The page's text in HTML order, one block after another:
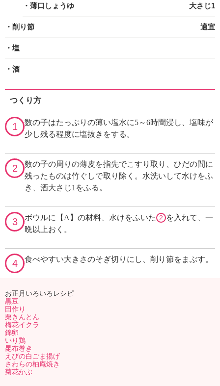
・薄口しょうゆ 大さじ1
・削り節 適宜
・塩
・酒
つくり方
1
数の子はたっぷりの薄い塩水に5～6時間浸し、塩味が
少し残る程度に塩抜きをする。
2
数の子の周りの薄皮を指先でこすり取り、ひだの間に
残ったものは竹ぐしで取り除く。水洗いして水けをふ
き、酒大さじ1をふる。
3 ボウルに【A】の材料、水けをふいた 2 を入れて、一
晩以上おく。
4 食べやすい大きさのそぎ切りにし、削り節をまぶす。
お正月いろいろレシピ
黒豆
田作り
栗きんとん
梅花イクラ
錦卵
いり鶏
昆布巻き
えびの白ごま揚げ
さわらの柚庵焼き
菊花かぶ